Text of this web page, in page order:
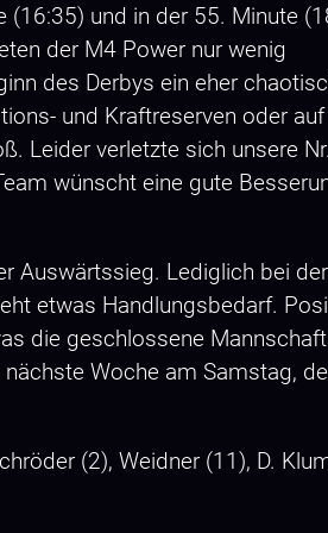
(16:35) und in der 55. Minute
der M4 Power nur wenig
des Derbys ein eher
und Kraftreserven oder
Leider verletzte sich unsere
wünscht eine gute
Auswärtssieg. Lediglich bei der
etwas Handlungsbedarf.
die geschlossene
Woche am Samstag,
(2), Weidner (11), D.